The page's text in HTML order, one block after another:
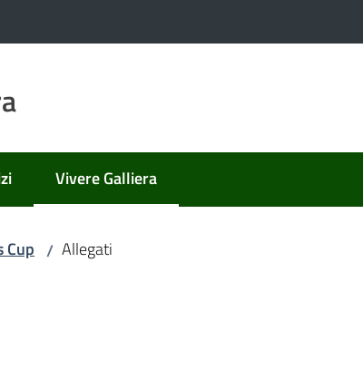
Vivere Galliera
Menu selezionato
Cup / Allegati